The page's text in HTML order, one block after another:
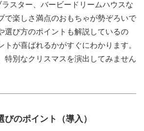
スター、バービードリームハウスな
で楽しさ満点のおもちゃが勢ぞろいで
選び方のポイントも解説しているの
トが喜ばれるかがすぐにわかります。
特別なクリスマスを演出してみません
びのポイント（導入）